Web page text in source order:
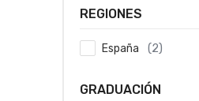
REGIONES
España (2)
GRADUACIÓN